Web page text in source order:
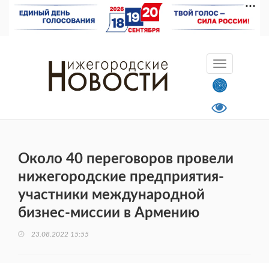
Около 40 переговоров провели
нижегородские предприятия-
участники международной
бизнес-миссии в Армению
23.08.2022 15:55